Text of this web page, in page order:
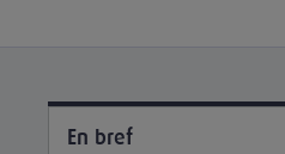
En bref